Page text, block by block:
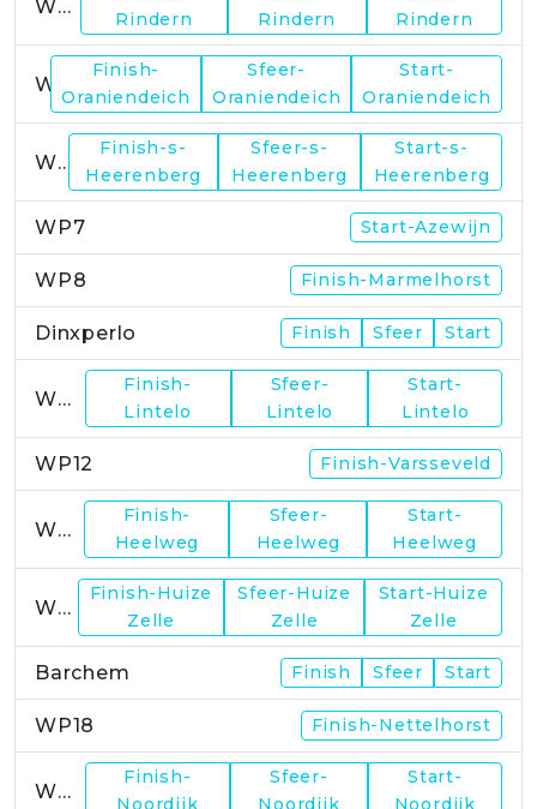
WP4
Rindern
Rindern
Rindern
Finish-
Oraniendeich
Sfeer-
Oraniendeich
Start-
Oraniendeich
WP6
Finish-s-
Heerenberg
Sfeer-s-
Heerenberg
Start-s-
Heerenberg
WP7 Start-Azewijn
WP8 Finish-Marmelhorst
Dinxperlo Finish Sfeer Start
WP11
Finish-
Lintelo
Sfeer-
Lintelo
Start-
Lintelo
WP12 Finish-Varsseveld
WP13
Finish-
Heelweg
Sfeer-
Heelweg
Start-
Heelweg
WP15
Finish-Huize
Zelle
Sfeer-Huize
Zelle
Start-Huize
Zelle
Barchem Finish Sfeer Start
WP18 Finish-Nettelhorst
WP19
Finish-
Noordijk
Sfeer-
Noordijk
Start-
Noordijk